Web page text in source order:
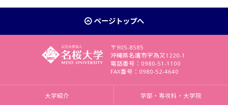
ページトップへ
〒905-8585
沖縄県名護市字為又1220-1
電話番号：0980-51-1100
FAX番号：0980-52-4640
大学紹介 学部・専攻科・大学院